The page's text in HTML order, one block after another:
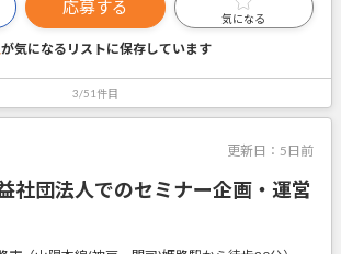
応募する
気になる
が気になるリストに保存しています
3/51件目
更新日： 5日前
社団法人でのセミナー企画・運営